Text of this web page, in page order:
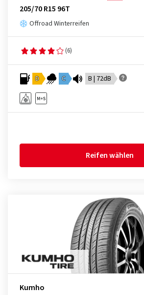
205/70 R15 96T
Offroad Winterreifen
(6)
D C B | 72dB
Reifen wählen
Kumho